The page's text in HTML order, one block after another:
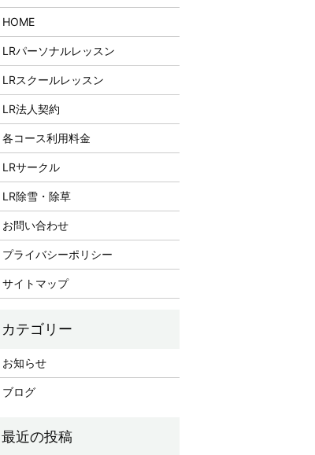
HOME
LRパーソナルレッスン
LRスクールレッスン
LR法人契約
各コース利用料金
LRサークル
LR除雪・除草
お問い合わせ
プライバシーポリシー
サイトマップ
お知らせ
ブログ